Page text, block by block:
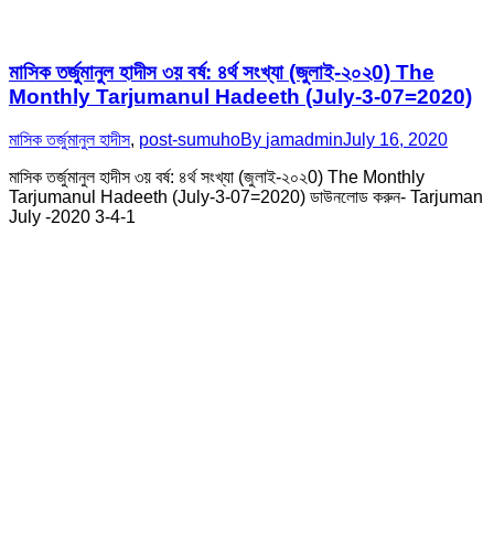
মাসিক তর্জুমানুল হাদীস ৩য় বর্ষ: ৪র্থ সংখ্যা (জুলাই-২০২0) The
Monthly Tarjumanul Hadeeth (July-3-07=2020)
মাসিক তর্জুমানুল হাদীস, post-sumuhoBy jamadminJuly 16, 2020
মাসিক তর্জুমানুল হাদীস ৩য় বর্ষ: ৪র্থ সংখ্যা (জুলাই-২০২0) The Monthly
Tarjumanul Hadeeth (July-3-07=2020) ডাউনলোড করুন- Tarjuman
July -2020 3-4-1